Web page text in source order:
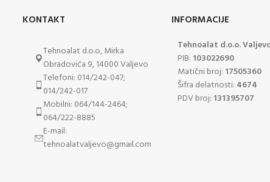
KONTAKT
Tehnoalat d.o.o, Mirka
Obradovića 9, 14000 Valjevo
Telefoni: 014/242-047;
014/242-017
Mobilni: 064/144-2464;
064/222-8885
E-mail:
tehnoalatvaljevo@gmail.com
INFORMACIJE
Tehnoalat d.o.o.
PIB: 103022690
Matični broj: 17505360
Šifra delatnosti: 4674
PDV broj: 131395707